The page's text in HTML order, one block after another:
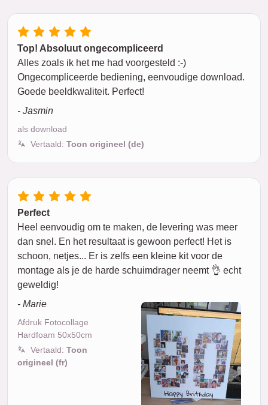
Top! Absoluut ongecompliceerd
Alles zoals ik het me had voorgesteld :-)
Ongecompliceerde bediening, eenvoudige download.
Goede beeldkwaliteit. Perfect!
- Jasmin
als download
Vertaald: Toon origineel (de)
Perfect
Heel eenvoudig om te maken, de levering was meer
dan snel. En het resultaat is gewoon perfect! Het is
schoon, netjes... Er is zelfs een kleine kit voor de
montage als je de harde schuimdrager neemt 👌 echt
geweldig!
- Marie
Afdruk Fotocollage
Hardfoam 50x50cm
Vertaald: Toon
origineel (fr)